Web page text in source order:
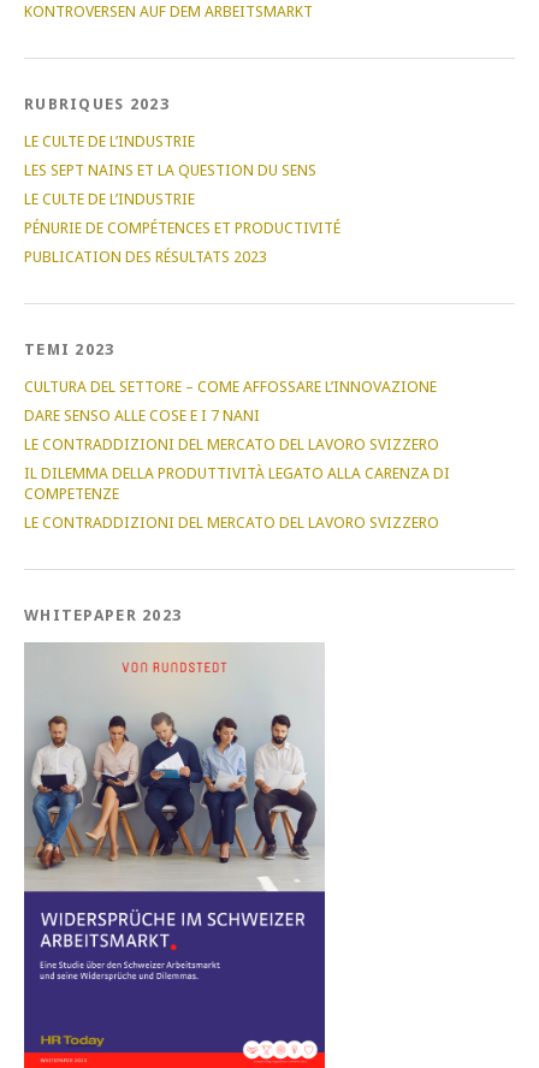
KONTROVERSEN AUF DEM ARBEITSMARKT
RUBRIQUES 2023
LE CULTE DE L’INDUSTRIE
LES SEPT NAINS ET LA QUESTION DU SENS
LE CULTE DE L’INDUSTRIE
PÉNURIE DE COMPÉTENCES ET PRODUCTIVITÉ
PUBLICATION DES RÉSULTATS 2023
TEMI 2023
CULTURA DEL SETTORE – COME AFFOSSARE L’INNOVAZIONE
DARE SENSO ALLE COSE E I 7 NANI
LE CONTRADDIZIONI DEL MERCATO DEL LAVORO SVIZZERO
IL DILEMMA DELLA PRODUTTIVITÀ LEGATO ALLA CARENZA DI
COMPETENZE
LE CONTRADDIZIONI DEL MERCATO DEL LAVORO SVIZZERO
WHITEPAPER 2023